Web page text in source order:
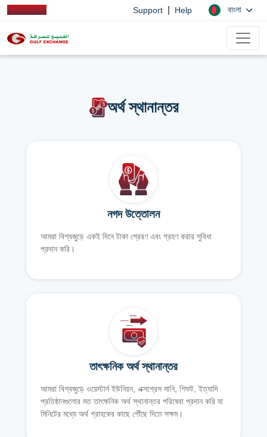
Support Help বাংলা
অর্থ স্থানান্তর
নগদ উত্তোলন
আমরা বিশ্বজুড়ে একই দিনে টাকা প্রেরণ এবং গ্রহণ করার সুবিধা
প্রদান করি।
তাৎক্ষনিক অর্থ স্থানান্তর
আমরা বিশ্বজুড়ে ওয়েস্টার্ন ইউনিয়ন, এক্সপ্রেস মানি, শিফট, ইত্যাদি
প্রতিষ্ঠানগুলোর মত তাৎক্ষনিক অর্থ স্থানান্তর পরিষেবা প্রদান করি যা
মিনিটের মধ্যে অর্থ গ্রাহকের কাছে পৌঁছে দিতে সক্ষম।